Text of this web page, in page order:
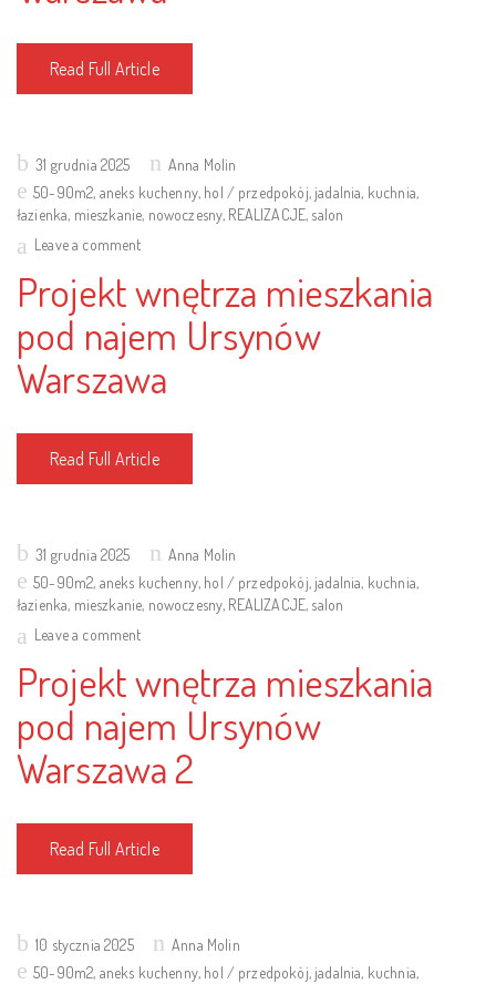
Read Full Article
Posted
on
31 grudnia 2025
Anna Molin
50-90m2, aneks kuchenny, hol / przedpokój, jadalnia, kuchnia,
łazienka, mieszkanie, nowoczesny, REALIZACJE, salon
Leave a comment
Projekt wnętrza mieszkania
pod najem Ursynów
Warszawa
Read Full Article
Posted
on
31 grudnia 2025
Anna Molin
50-90m2, aneks kuchenny, hol / przedpokój, jadalnia, kuchnia,
łazienka, mieszkanie, nowoczesny, REALIZACJE, salon
Leave a comment
Projekt wnętrza mieszkania
pod najem Ursynów
Warszawa 2
Read Full Article
Posted
on
10 stycznia 2025
Anna Molin
50-90m2, aneks kuchenny, hol / przedpokój, jadalnia, kuchnia,